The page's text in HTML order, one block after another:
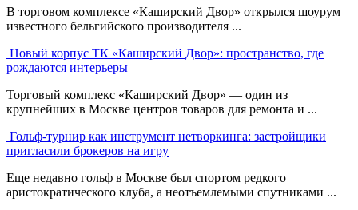
В торговом комплексе «Каширский Двор» открылся шоурум
известного бельгийского производителя ...
Новый корпус ТК «Каширский Двор»: пространство, где
рождаются интерьеры
Торговый комплекс «Каширский Двор» — один из
крупнейших в Москве центров товаров для ремонта и ...
Гольф-турнир как инструмент нетворкинга: застройщики
пригласили брокеров на игру
Еще недавно гольф в Москве был спортом редкого
аристократического клуба, а неотъемлемыми спутниками ...